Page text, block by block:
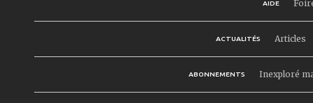
AIDE
ACTUALITÉS Articles
ABONNEMENTS Inexploré